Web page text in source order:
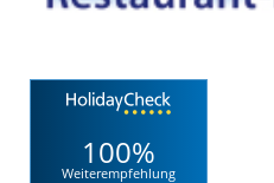
100%
Weiterempfehlung